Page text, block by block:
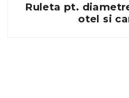
Ruleta pt.
otel si